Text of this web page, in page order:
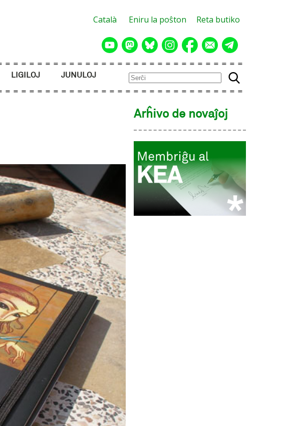
Català Eniru la poŝton Reta butiko
LIGILOJ JUNULOJ
Arĥivo de novaĵoj